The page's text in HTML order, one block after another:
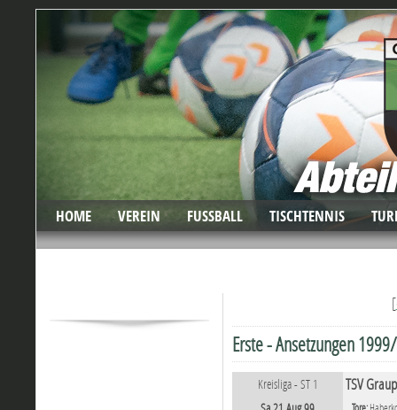
HOME VEREIN FUSSBALL TISCHTENNIS
[
Erste - Ansetzungen
Kreisliga - ST 1 TSV